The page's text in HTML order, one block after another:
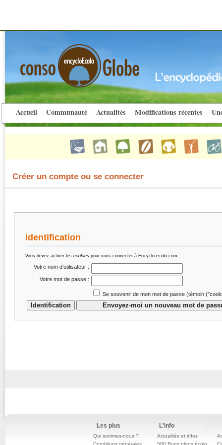
Accueil Communauté Actualités Modifications récentes
Créer un compte ou se connecter
Identification
Vous devez activer les cookies pour vous connecter à Encyclo-ecolo.com.
Votre nom d’utilisateur :
Votre mot de passe :
Se souvenir de mon mot de passe (témoin
Les plus
Qui sommes-nous ?
Conditions générales
L'info
Actualités et infos
500 Bons plans écolo